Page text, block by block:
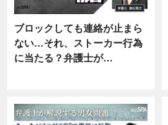
ブロックしても連絡が止まら
ない…それ、ストーカー行為
に当たる？弁護士が…